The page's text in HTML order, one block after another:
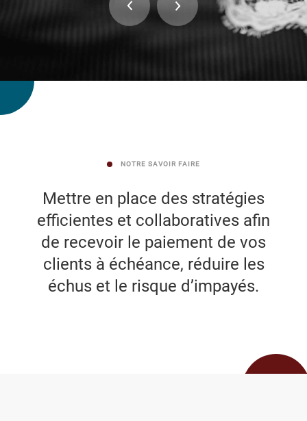
Logiciels de relance et recouvrement
Gestion des encours sains
Relance et rétention
Le Groupe
NOS ENGAGEMENTS
NOTRE SAVOIR FAIRE
Mettre en place des stratégies
efficientes et collaboratives afin
de recevoir le paiement de vos
clients à échéance, réduire les
échus et le risque d’impayés.